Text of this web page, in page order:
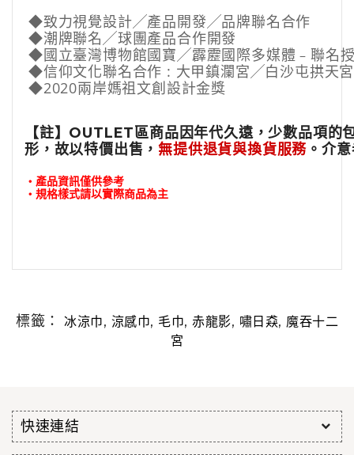
◆致力視覺設計╱產品開發╱品牌聯名合作
◆潮牌聯名╱球團產品合作開發
◆國立臺灣博物館國寶╱霹靂國際多媒體﹣聯名
◆信仰文化聯名合作 : 大甲鎮瀾宮╱白沙屯拱天
◆2020兩岸媽祖文創設計金獎
【註】OUTLET區商品因年代久遠，少數品項
形，故以特價出售，無提供退貨與換貨服務 。介
・產品資訊僅供參考
・規格樣式請以實際商品為主
標籤： 冰涼巾, 涼感巾, 毛巾, 赤龍影, 嘯日猋, 魔吞十二
宮
快速連結